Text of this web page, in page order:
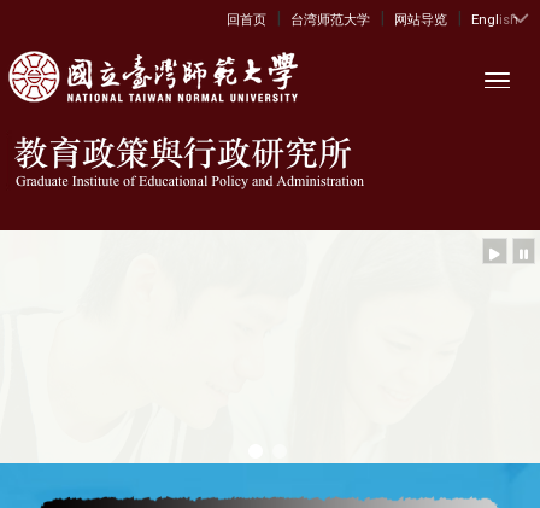
:::
回首页 | 台湾师范大学 | 网站导览 | English